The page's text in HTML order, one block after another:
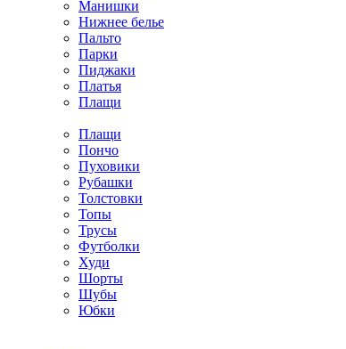
Манишки
Нижнее белье
Пальто
Парки
Пиджаки
Платья
Плащи
Плащи
Пончо
Пуховики
Рубашки
Толстовки
Топы
Трусы
Футболки
Худи
Шорты
Шубы
Юбки